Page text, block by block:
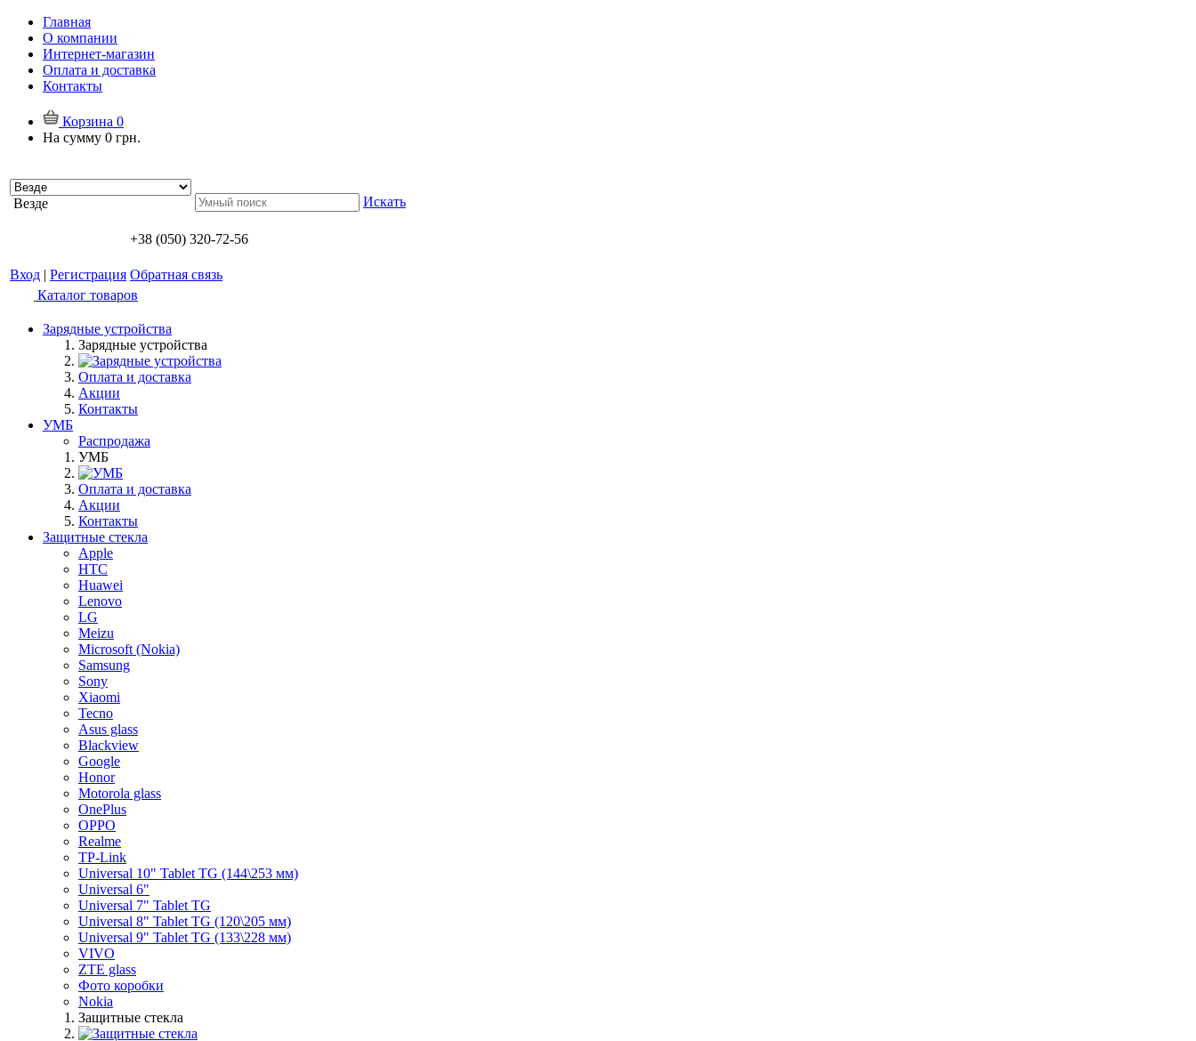
Главная
О компании
Интернет-магазин
Оплата и доставка
Контакты
Корзина 0
На сумму 0 грн.
Везде Искать
+38 (050) 320-72-56
Вход | Регистрация Обратная связь
Каталог товаров
Зарядные устройства
Зарядные устройства
Оплата и доставка
Акции
Контакты
УМБ
Распродажа
УМБ
Оплата и доставка
Акции
Контакты
Защитные стекла
Apple
HTC
Huawei
Lenovo
LG
Meizu
Microsoft (Nokia)
Samsung
Sony
Xiaomi
Tecno
Asus glass
Blackview
Google
Honor
Motorola glass
OnePlus
OPPO
Realme
TP-Link
Universal 10" Tablet TG (144\253 мм)
Universal 6"
Universal 7" Tablet TG
Universal 8" Tablet TG (120\205 мм)
Universal 9" Tablet TG (133\228 мм)
VIVO
ZTE glass
Фото коробки
Nokia
Защитные стекла